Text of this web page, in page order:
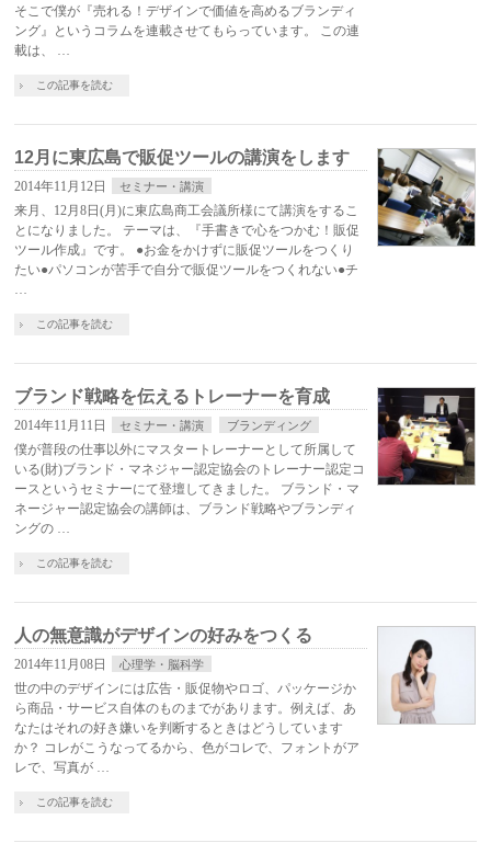
そこで僕が『売れる！デザインで価値を高めるブランディ
ング』というコラムを連載させてもらっています。 この連
載は、 …
この記事を読む
12月に東広島で販促ツールの講演をします
2014年11月12日 セミナー・講演
来月、12月8日(月)に東広島商工会議所様にて講演をするこ
とになりました。 テーマは、『手書きで心をつかむ！販促
ツール作成』です。 ●お金をかけずに販促ツールをつくり
たい●パソコンが苦手で自分で販促ツールをつくれない●チ
…
この記事を読む
ブランド戦略を伝えるトレーナーを育成
2014年11月11日 セミナー・講演 ブランディング
僕が普段の仕事以外にマスタートレーナーとして所属して
いる(財)ブランド・マネジャー認定協会のトレーナー認定コ
ースというセミナーにて登壇してきました。 ブランド・マ
ネージャー認定協会の講師は、ブランド戦略やブランディ
ングの …
この記事を読む
人の無意識がデザインの好みをつくる
2014年11月08日 心理学・脳科学
世の中のデザインには広告・販促物やロゴ、パッケージか
ら商品・サービス自体のものまでがあります。例えば、あ
なたはそれの好き嫌いを判断するときはどうしています
か？ コレがこうなってるから、色がコレで、フォントがア
レで、写真が …
この記事を読む